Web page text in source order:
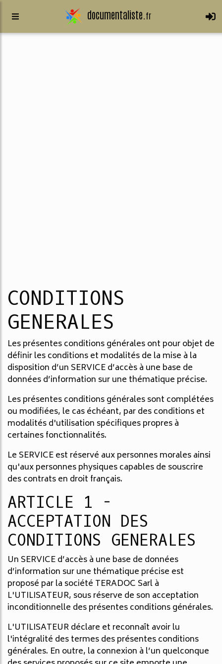
documentaliste. fr
CONDITIONS
GENERALES
Les présentes conditions générales ont pour objet de
définir les conditions et modalités de la mise à la
disposition d’un SERVICE d’accès à une base de
données d’information sur une thématique précise.
Les présentes conditions générales sont complétées
ou modifiées, le cas échéant, par des conditions et
modalités d'utilisation spécifiques propres à
certaines fonctionnalités.
Le SERVICE est réservé aux personnes morales ainsi
qu'aux personnes physiques capables de souscrire
des contrats en droit français.
ARTICLE 1 -
ACCEPTATION DES
CONDITIONS GENERALES
Un SERVICE d’accès à une base de données
d’information sur une thématique précise est
proposé par la société TERADOC Sarl à
L'UTILISATEUR, sous réserve de son acceptation
inconditionnelle des présentes conditions générales.
L'UTILISATEUR déclare et reconnaît avoir lu
l'intégralité des termes des présentes conditions
générales. En outre, la connexion à l’un quelconque